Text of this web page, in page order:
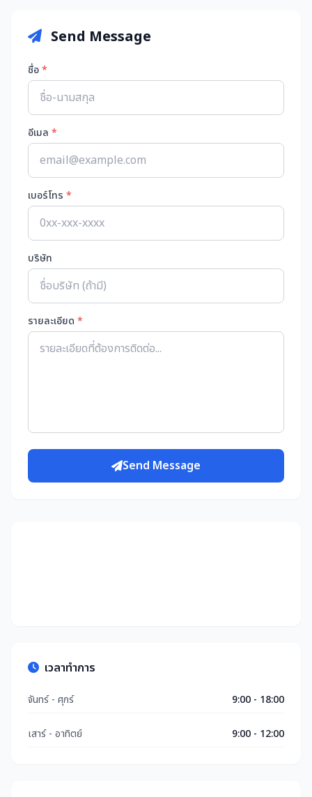
Send Message
ชื่อ*
อีเมล *
เบอร์โทร *
บริษัท
รายละเอียด *
Send Message
เวลาทำการ
จันทร์ - ศุกร์ 9:00 - 18:00
เสาร์ - อาทิตย์ 9:00 - 12:00